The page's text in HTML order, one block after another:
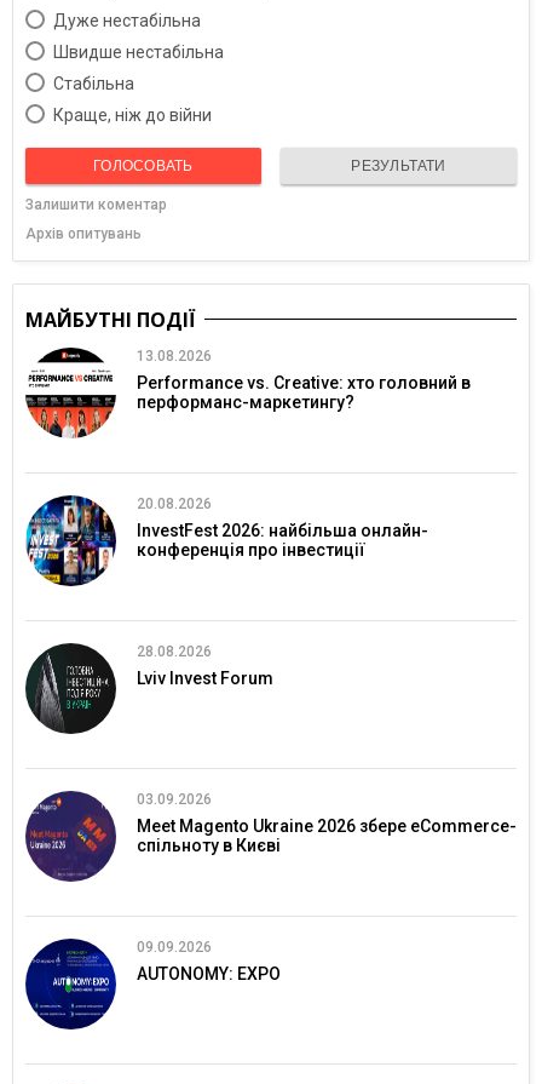
Дуже нестабільна
Швидше нестабільна
Cтабільна
Краще, ніж до війни
ГОЛОСОВАТЬ РЕЗУЛЬТАТИ
Залишити коментар
Архів опитувань
МАЙБУТНІ ПОДІЇ
13.08.2026
Performance vs. Creative: хто головний в
перформанс-маркетингу?
20.08.2026
InvestFest 2026: найбільша онлайн-
конференція про інвестиції
28.08.2026
Lviv Invest Forum
03.09.2026
Meet Magento Ukraine 2026 збере eCommerce-
спільноту в Києві
09.09.2026
AUTONOMY: EXPO